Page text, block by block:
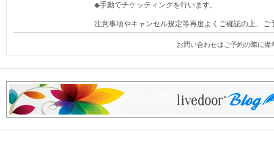
◆手動でチケッティングを行います。
注意事項やキャンセル規定等再度よくご確認の上、ご
お問い合わせはご予約の際に